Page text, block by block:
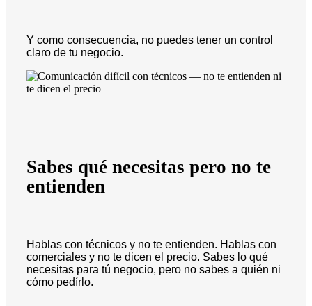
Y como consecuencia, no puedes tener un control
claro de tu negocio.
Sabes qué necesitas pero no te
entienden
Hablas con técnicos y no te entienden. Hablas con
comerciales y no te dicen el precio. Sabes lo qué
necesitas para tú negocio, pero no sabes a quién ni
cómo pedírlo.